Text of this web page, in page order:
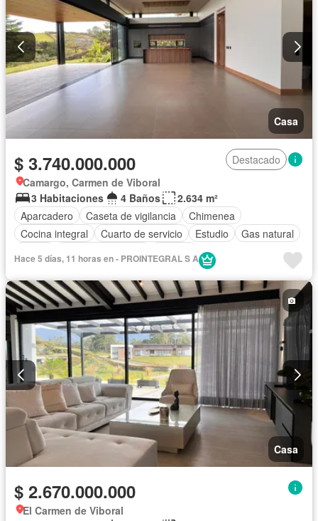
Casa
$ 3.740.000.000
Destacado
Camargo, Carmen de Viboral
3 Habitaciones
4 Baños
2.634 m²
Aparcadero
Caseta de vigilancia
Chimenea
Cocina integral
Cuarto de servicio Estudio
Gas natural
Hace 5 días, 11 horas en - PROINTEGRAL S A
Casa
$ 2.670.000.000
El Carmen de Viboral